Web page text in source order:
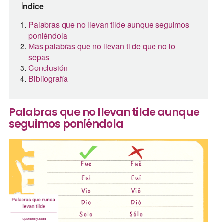
Índice
Palabras que no llevan tilde aunque seguimos
poniéndola
Más palabras que no llevan tilde que no lo
sepas
Conclusión
Bibliografía
Palabras que no llevan tilde aunque
seguimos poniéndola